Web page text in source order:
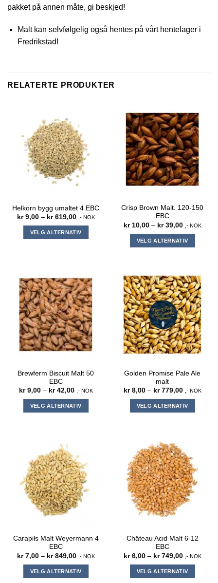
pakket på annen måte, gi beskjed!
Malt kan selvfølgelig også hentes på vårt hentelager i
Fredrikstad!
RELATERTE PRODUKTER
Helkorn bygg umaltet 4 EBC
kr9,00 – kr619,00Prisområde:
til
kr 619,00
,- NOK
VELG ALTERNATIV
varianter.
Alternativene
kan
velges
på
produktsiden
Crisp Brown Malt. 120-150
EBC
kr10,00 – kr39,00
kr 10,00
til
kr 39,00
,- NOK
VELG ALTERNATIV
flere
varianter.
Alternativene
kan
velges
på
produktsiden
Brewferm Biscuit Malt 50
EBC
kr9,00 – kr42,00Prisområde:
til
kr 42,00
,- NOK
VELG ALTERNATIV
flere
varianter.
Alternativene
kan
velges
på
produktsiden
Golden Promise Pale Ale
malt
kr8,00 – kr779,00
til
kr 779,00
,- NOK
VELG ALTERNATIV
flere
varianter.
Alternativene
kan
velges
på
produktsiden
Carapils Malt Weyermann 4
EBC
kr7,00 – kr849,00Prisområde:
kr 7,00
til
kr 849,00
,- NOK
VELG ALTERNATIV
Château Acid Malt 6-12
EBC
kr6,00 – kr749,00
kr 6,00
til
kr 749,00
,- NOK
VELG ALTERNATIV